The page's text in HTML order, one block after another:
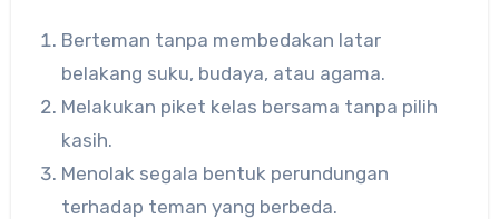
Berteman tanpa membedakan latar
belakang suku, budaya, atau agama.
Melakukan piket kelas bersama tanpa pilih
kasih.
Menolak segala bentuk perundungan
terhadap teman yang berbeda.